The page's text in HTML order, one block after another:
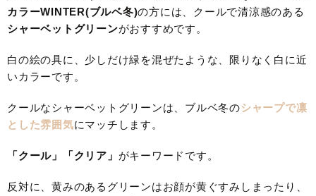
カラーWINTER(ブルベ冬)の方には、クールで清涼感のある
シャーベットグリーンがおすすめです。
白の絵の具に、少しだけ緑を混ぜたような、限りなく白に近
いカラーです。
クールなシャーベットグリーンは、ブルベ冬のシャープで凛
とした雰囲気にマッチします。
「クール」「クリア」 がキーワードです。
反対に、黄みのあるグリーンはお顔が黄ぐすみしまったり、